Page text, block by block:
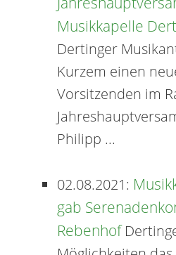
Musikkapelle
Dertinger
Kurzem einen
Vorsitzenden im
Philipp ...
02.08.2021:
gab
Rebenhof